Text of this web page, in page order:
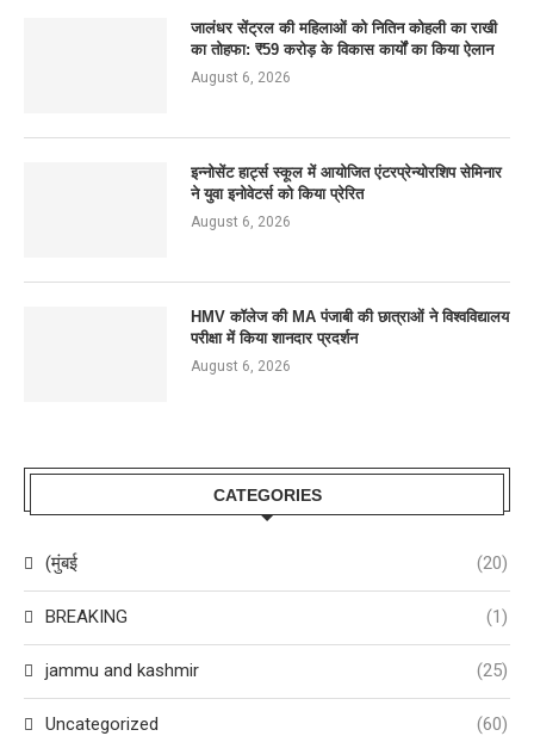
जालंधर सेंट्रल की महिलाओं को नितिन कोहली का राखी
का तोहफा: ₹59 करोड़ के विकास कार्यों का किया ऐलान
August 6, 2026
इन्नोसेंट हार्ट्स स्कूल में आयोजित एंटरप्रेन्योरशिप सेमिनार
ने युवा इनोवेटर्स को किया प्रेरित
August 6, 2026
HMV कॉलेज की MA पंजाबी की छात्राओं ने विश्वविद्यालय
परीक्षा में किया शानदार प्रदर्शन
August 6, 2026
CATEGORIES
(मुंबई (20)
BREAKING (1)
jammu and kashmir (25)
Uncategorized (60)